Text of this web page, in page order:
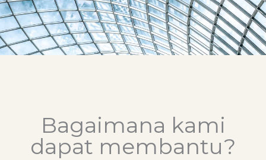
Bagaimana kami
dapat membantu?